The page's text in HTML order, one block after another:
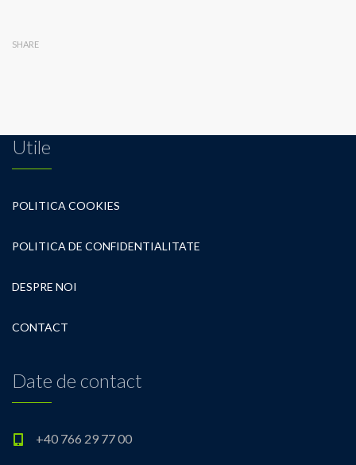
SHARE
Utile
POLITICA COOKIES
POLITICA DE CONFIDENTIALITATE
DESPRE NOI
CONTACT
Date de contact
+40 766 29 77 00